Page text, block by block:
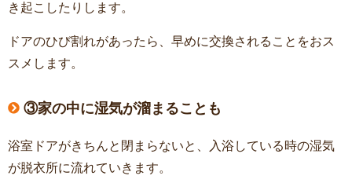
き起こしたりします。
ドアのひび割れがあったら、早めに交換されることをおス
スメします。
③家の中に湿気が溜まることも
浴室ドアがきちんと閉まらないと、入浴している時の湿気
が脱衣所に流れていきます。